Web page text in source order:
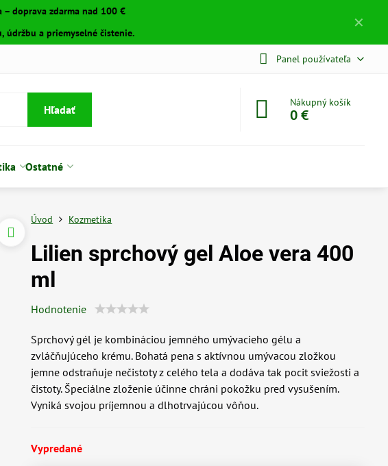
✕
doprava zdarma nad 100 €
údržbu a priemyselné čistenie.
Panel používateľa
Hľadať
Nákupný košík
0 €
Ostatné
Úvod Kozmetika
Lilien sprchový gel Aloe vera 400
ml
Hodnotenie
Sprchový gél je kombináciou jemného umývacieho gélu a
zvláčňujúceho krému. Bohatá pena s aktívnou umývacou zložkou
jemne odstraňuje nečistoty z celého tela a dodáva tak pocit sviežosti a
čistoty. Špeciálne zloženie účinne chráni pokožku pred vysušením.
Vyniká svojou príjemnou a dlhotrvajúcou vôňou.
Vypredané